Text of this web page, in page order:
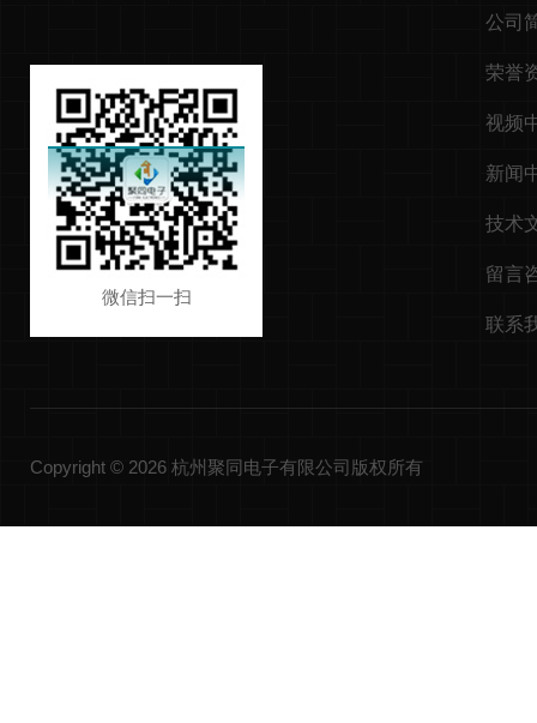
微信扫一扫
公司
荣誉
视频
新闻
技术
留言
联系
Copyright © 2026 杭州聚同电子有限公司版权所有